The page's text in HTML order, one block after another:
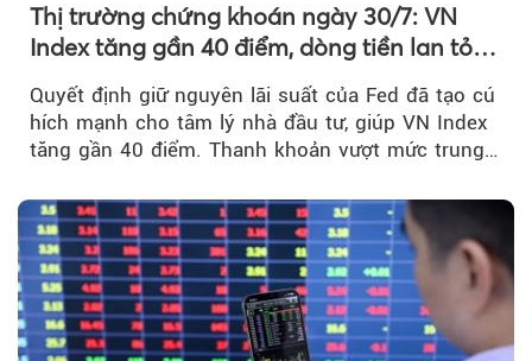
Thị trường chứng khoán ngày 30/7: VN
Index tăng gần 40 điểm, dòng tiền lan tỏa
mạnh sau tín hiệu tích cực từ Fed
Quyết định giữ nguyên lãi suất của Fed đã tạo cú
hích mạnh cho tâm lý nhà đầu tư, giúp VN Index
tăng gần 40 điểm. Thanh khoản vượt mức trung